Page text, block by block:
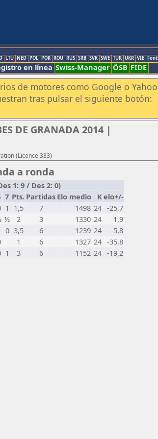
LTU NED POL POR ROU RUS SRB SVK SWE TUR UKR VIE
en línea Swiss-Manager ÖSB FIDE
de motores como Google o
tras pulsar el siguiente botón:
DE GRANADA 2014 |
(Licence 333)
a ronda
1: 9 / Des 2: 0)
7 Pts. Partidas Elo medio Kelo+/-
1 1,5 7 1498 24 -25,7
½ 2 3 1330 24
1,9
0 3,5 6 1239 24
-5,8
1 6 1327 24 -35,8
1 3 6 1152 24 -19,2